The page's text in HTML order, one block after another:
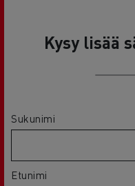
Kysy lisää
Sukunimi
Etunimi